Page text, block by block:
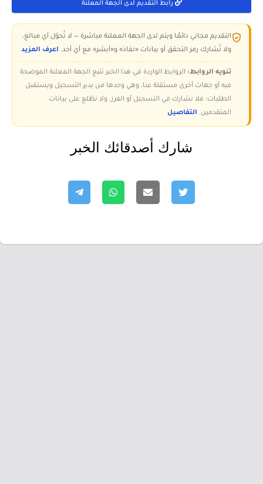
رابط التقديم لدى الجهة المعلنة
التقديم مجاني دائمًا ويتم لدى الجهة المعلنة مباشرة — لا تُحوّل أي مبالغ،
ولا تُشارك رمز التحقق أو بيانات «نفاذ» و«أبشر» مع أي أحد. اعرف المزيد
تنويه الروابط: الروابط الواردة في هذا الخبر تتبع الجهة المعلنة الموضحة
فيه أو جهات أخرى مستقلة عنا، وهي وحدها من يدير التسجيل ويستقبل
الطلبات؛ فلا نشارك في التسجيل أو الفرز، ولا نطّلع على بيانات
المتقدمين. التفاصيل
شارك أصدقائك الخبر